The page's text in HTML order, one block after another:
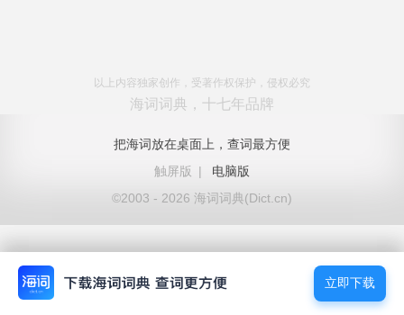
以上内容独家创作，受著作权保护，侵权必究
海词词典，十七年品牌
把海词放在桌面上，查词最方便
触屏版
|
电脑版
©2003 - 2026 海词词典(Dict.cn)
立即下载
立即下载